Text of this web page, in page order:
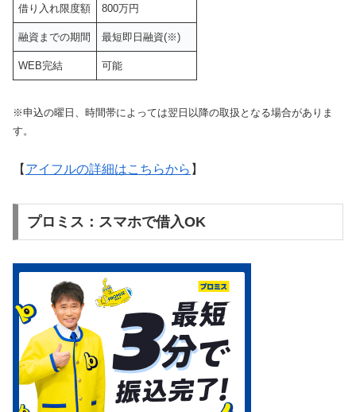
借り入れ限度額 800万円
融資までの期間 最短即日融資(※)
WEB完結 可能
※申込の曜日、時間帯によっては翌日以降の取扱となる場合がありま
す。
【 アイフルの詳細はこちらから 】
プロミス：スマホで借入OK